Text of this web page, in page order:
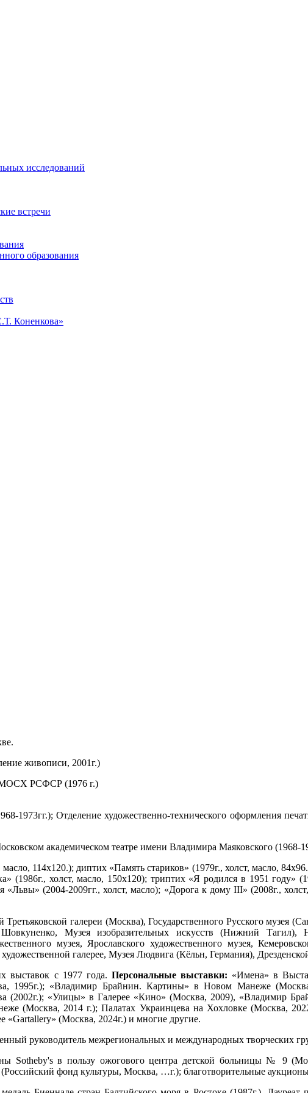
исследований
встречи
образования
Коненкова»
живописи, 2001г.)
МОСХ РСФСР (1976 г.)
1973гг.); Отделение художественно-технического оформления
академическом театре имени Владимира Маяковского (1968-
114х120.); диптих «Память стариков» (1979г., холст, масло,
(1986г., холст, масло, 150х120); триптих «Я родился в 1951 году»
(2004-2009гг., холст, масло); «Дорога к дому III» (2008г.,
Третьяковской галереи (Москва), Государственного Русского музея
Музея изобразительных искусств (Нижний Тагил),
музея, Ярославского художественного музея,
галерее, Музея Людвига (Кёльн, Германия),
выставок с 1977 года. Персональные выставки: «Имена» в
1995г.); «Владимир Брайнин. Картины» в Новом Манеже
(2002г.); «Улицы» в Галерее «Кино» (Москва, 2009), «Владимир
(Москва, 2014 г.); Палатах Украинцева на Хохловке (Москва,
«Gartallery» (Москва, 2024г.) и многие другие.
руководитель межрегиональных и международных творческих
Sotheby's в пользу ожогового центра детской больницы № 9
фонд культуры, Москва, …г.); благотворительные